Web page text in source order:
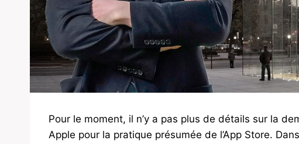
Pour le moment, il n’y a pas plus de détails sur la
Apple pour la pratique présumée de l’App Store.